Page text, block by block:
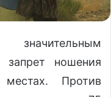
запрет ношения
Против